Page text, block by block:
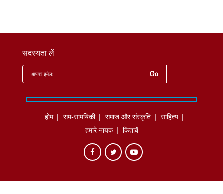
सदस्यता लें
होम सम-सामयिकी समाज और संस्कृति
साहित्‍य
हमारे नायक
किताबें